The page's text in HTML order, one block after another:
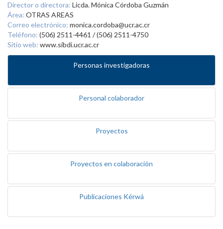
Director o directora: Licda. Mónica Córdoba Guzmán
Área: OTRAS AREAS
Correo electrónico: monica.cordoba@ucr.ac.cr
Teléfono: (506) 2511-4461 / (506) 2511-4750
Sitio web: www.sibdi.ucr.ac.cr
Personas investigadoras
Personal colaborador
Proyectos
Proyectos en colaboración
Publicaciones Kérwá